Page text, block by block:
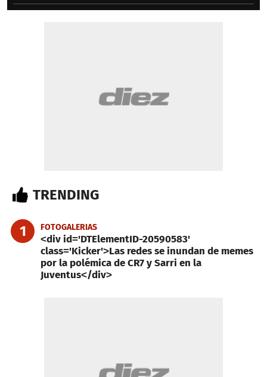
TRENDING
1 FOTOGALERIAS
<div id='DTElementID-20590583'
class='Kicker'>Las redes se inundan de memes
por la polémica de CR7 y Sarri en la
Juventus</div>